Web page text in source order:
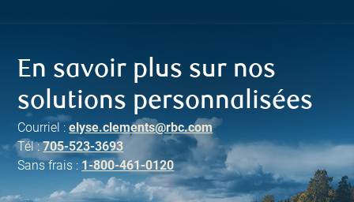
En savoir plus sur nos
solutions personnalisées
Courriel : elyse.clements@rbc.com
Tél : 705-523-3693
Sans frais : 1-800-461-0120